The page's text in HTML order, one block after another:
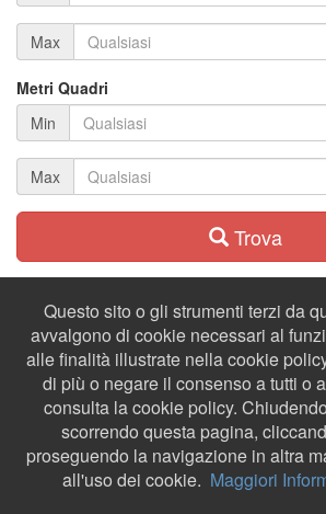
Max
Metri Quadri
Min
Max
Trova
Questo sito o gli strumenti terzi da
avvalgono di cookie necessari al
alle finalità illustrate nella cookie
di più o negare il consenso a tutti o
consulta la cookie policy.
scorrendo questa pagina,
proseguendo la navigazione in altra
all'uso dei cookie. Maggiori